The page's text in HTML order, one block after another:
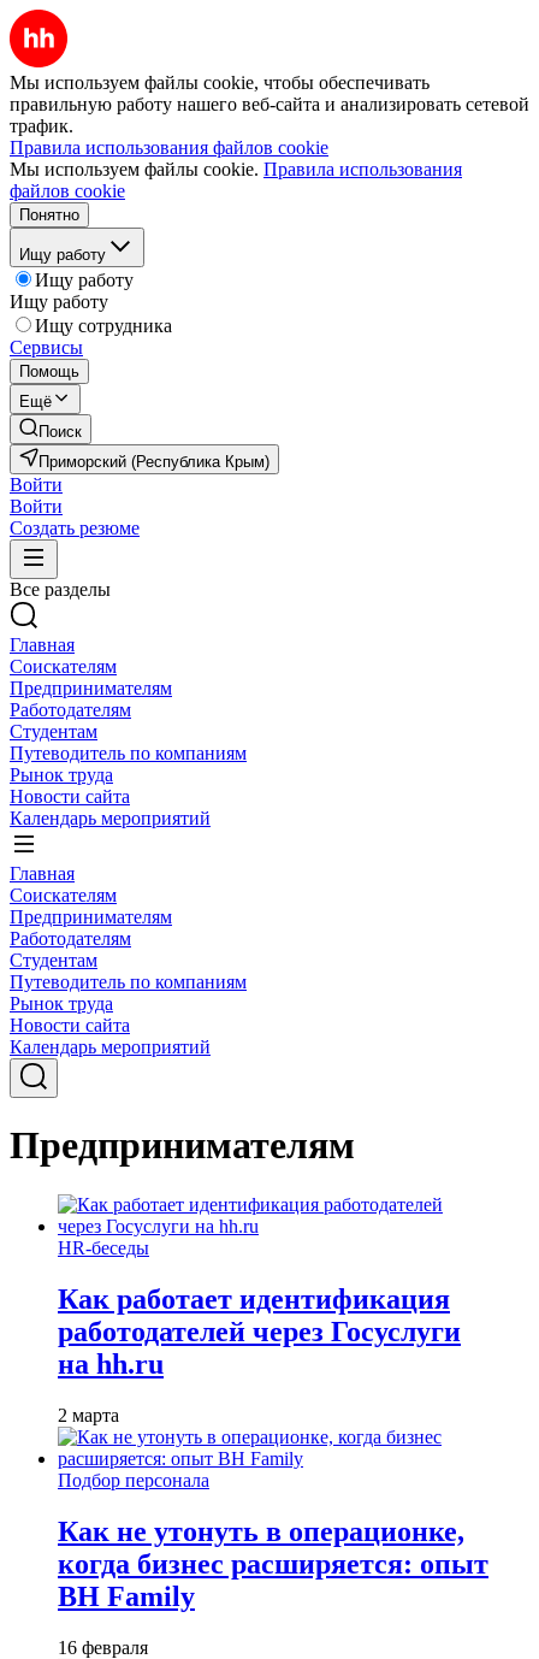
Мы используем файлы cookie, чтобы обеспечивать
правильную работу нашего веб-сайта и анализировать сетевой
трафик.
Правила использования файлов cookie
Мы используем файлы cookie. Правила использования
файлов cookie
Понятно
Ищу работу
Ищу работу
Ищу работу
Ищу сотрудника
Сервисы
Помощь
Ещё
Поиск
Приморский (Республика Крым)
Войти
Войти
Создать резюме
Все разделы
Главная
Соискателям
Предпринимателям
Работодателям
Студентам
Путеводитель по компаниям
Рынок труда
Новости сайта
Календарь мероприятий
Главная
Соискателям
Предпринимателям
Работодателям
Студентам
Путеводитель по компаниям
Рынок труда
Новости сайта
Календарь мероприятий
Предпринимателям
HR-беседы
Как работает идентификация
работодателей через Госуслуги
на hh.ru
2 марта
Подбор персонала
Как не утонуть в операционке,
когда бизнес расширяется: опыт
BH Family
16 февраля